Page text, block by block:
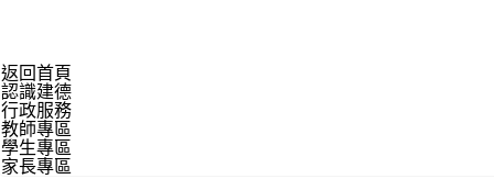
返回首頁
認識建德
行政服務
教師專區
學生專區
家長專區